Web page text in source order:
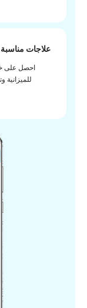
علاجات مناسبة
احصل على